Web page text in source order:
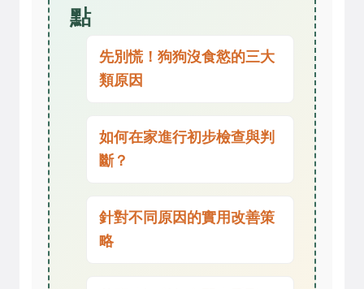
點
先別慌！狗狗沒食慾的三大
類原因
如何在家進行初步檢查與判
斷？
針對不同原因的實用改善策
略